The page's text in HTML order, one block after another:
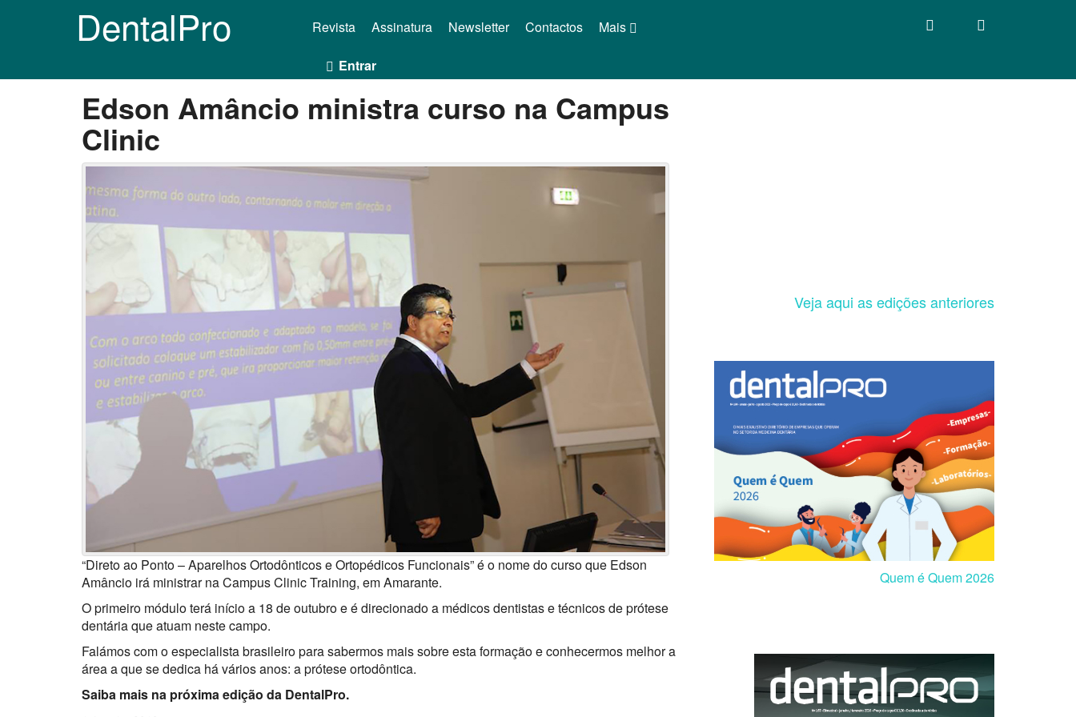
DentalPro Mais
Revista Assinatura Newsletter Contactos
Entrar
Edson Amâncio ministra curso na Campus
Clinic
“Direto ao Ponto – Aparelhos Ortodônticos e Ortopédicos Funcionais” é o nome do curso que Edson
Amâncio irá ministrar na Campus Clinic Training, em Amarante.
O primeiro módulo terá início a 18 de outubro e é direcionado a médicos dentistas e técnicos de prótese
dentária que atuam neste campo.
Falámos com o especialista brasileiro para sabermos mais sobre esta formação e conhecermos melhor a
área a que se dedica há vários anos: a prótese ortodôntica.
Saiba mais na próxima edição da DentalPro.
Veja aqui as edições anteriores
Quem é Quem 2026